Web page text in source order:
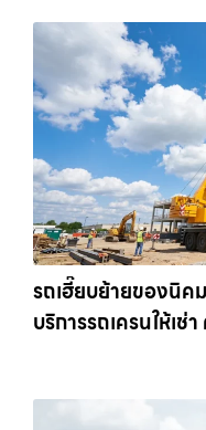
รถเฮี๊ยบย้ายของนิ
บริการรถเครนให้เ